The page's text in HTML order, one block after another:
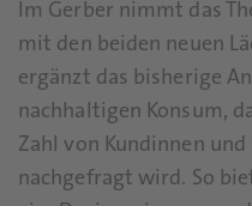
Im Gerber nimmt das
mit den beiden neuen
ergänzt das bisherige
nachhaltigen Konsum,
Zahl von Kundinnen
nachgefragt wird. So